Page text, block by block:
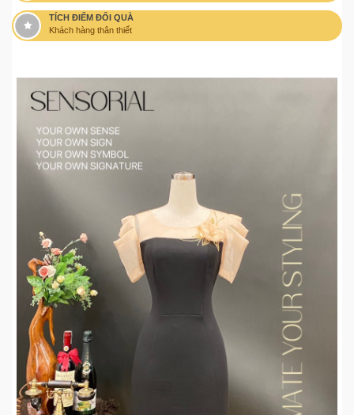
TÍCH ĐIỂM ĐỔI QUÀ
Khách hàng thân thiết